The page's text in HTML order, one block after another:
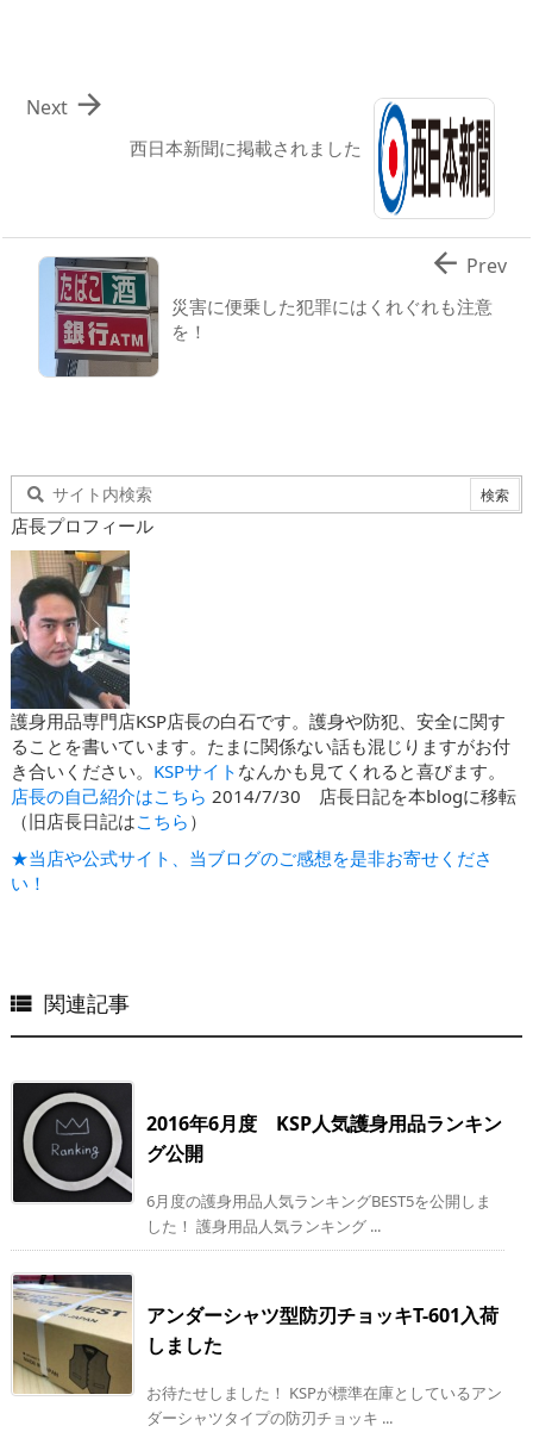
西日本新聞に掲載されました

Next
災害に便乗した犯罪にはくれぐれも注意
を！
 Prev
店長プロフィール
護身用品専門店KSP店長の白石です。護身や防犯、安全に関す
ることを書いています。たまに関係ない話も混じりますがお付
き合いください。 KSPサイト なんかも見てくれると喜びます。
店長の自己紹介はこちら 2014/7/30 店長日記を本blogに移転
（旧店長日記はこちら ）
★当店や公式サイト、当ブログのご感想を是非お寄せくださ
い！
 関連記事
2016年6月度 KSP人気護身用品ランキン
グ公開
6月度の護身用品人気ランキングBEST5を公開しま
した！ 護身用品人気ランキング ...
アンダーシャツ型防刃チョッキT-601入荷
しました
お待たせしました！ KSPが標準在庫としているアン
ダーシャツタイプの防刃チョッキ ...